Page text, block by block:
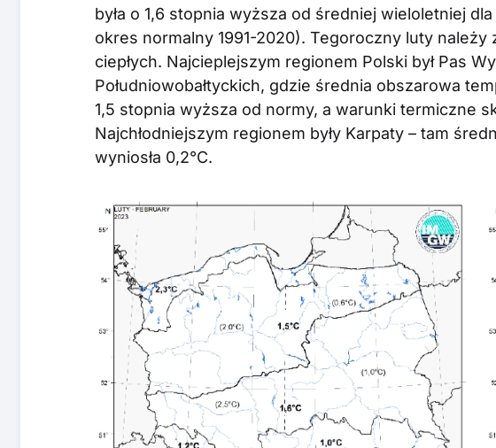
była o 1,6 stopnia wyższa od średniej wieloletniej
okres normalny 1991-2020). Tegoroczny luty należy
ciepłych. Najcieplejszym regionem Polski był Pas
Południowobałtyckich, gdzie średnia obszarowa
1,5 stopnia wyższa od normy, a warunki termiczne
Najchłodniejszym regionem były Karpaty – tam
wyniosła 0,2°C.